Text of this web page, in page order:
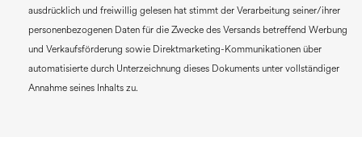
ausdrücklich und freiwillig gelesen hat stimmt der Verarbeitung seiner/ihrer
personenbezogenen Daten für die Zwecke des Versands betreffend Werbung
und Verkaufsförderung sowie Direktmarketing-Kommunikationen über
automatisierte durch Unterzeichnung dieses Dokuments unter vollständiger
Annahme seines Inhalts zu.